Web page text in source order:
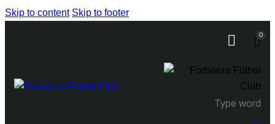
Skip to content Skip to footer
0